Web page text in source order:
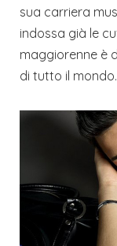
sua carriera
indossa già le
maggiorenne è
di tutto il mondo.